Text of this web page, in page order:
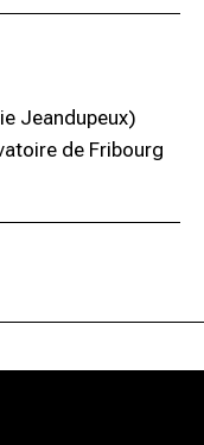
Jeandupeux)
de Fribourg